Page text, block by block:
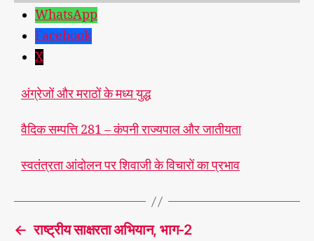
WhatsApp
Facebook
X
अंग्रेजों और मराठों के मध्य युद्ध
वैदिक सम्पत्ति 281 – कंपनी राज्यपाल और जातीयता
स्वतंत्रता आंदोलन पर शिवाजी के विचारों का प्रभाव
T
g
#
र
#
ज
← राष्ट्रीय साक्षरता अभियान, भाग-2